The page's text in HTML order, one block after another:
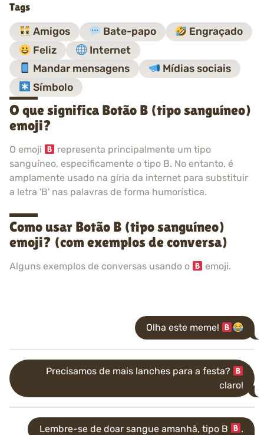
Tags
Amigos Bate-papo
Engraçado
Feliz
Internet
Mandar mensagens
Mídias sociais
Símbolo
O que significa Botão B (tipo sanguíneo)
emoji?
O emoji
representa principalmente um tipo
sanguíneo, especificamente o tipo B. No entanto, é
amplamente usado na gíria da internet para substituir
a letra 'B' nas palavras de forma humorística.
Como usar Botão B (tipo sanguíneo)
emoji? (com exemplos de conversa)
Alguns exemplos de conversas usando o emoji.
Olha este meme!
Precisamos de mais lanches para a festa?
claro!
Lembre-se de doar sangue amanhã, tipo B .